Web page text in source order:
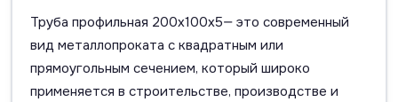
Труба профильная 200х100х5— это современный
вид металлопроката с квадратным или
прямоугольным сечением, который широко
применяется в строительстве, производстве и